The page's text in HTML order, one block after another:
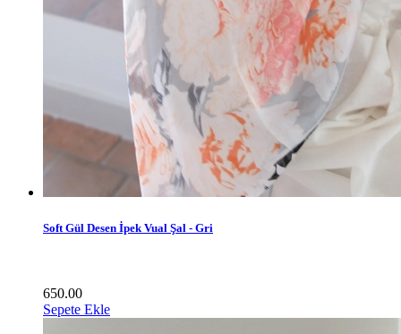
Soft Gül Desen İpek Vual Şal - Gri
650.00
Sepete Ekle